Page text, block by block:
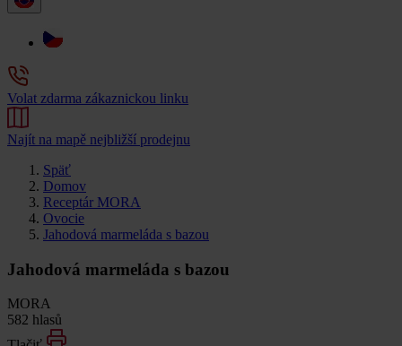
Volat zdarma zákaznickou linku
Najít na mapě nejbližší prodejnu
Späť
Domov
Receptár MORA
Ovocie
Jahodová marmeláda s bazou
Jahodová marmeláda s bazou
MORA
582 hlasů